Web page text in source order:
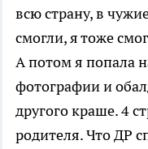
всю страну, в
смогли, я тоже
А потом я попала
фотографии и
другого краше. 4
родителя. Что ДР